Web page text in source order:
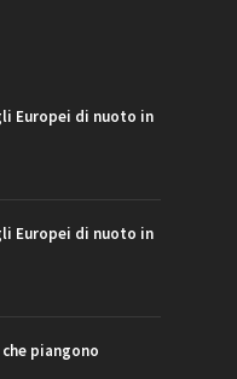
Europei di nuoto in
Europei di nuoto in
piangono